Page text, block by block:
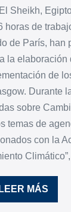
Sheikh,
horas de
de París, han
la elaboración
de
Durante
sobre
temas de
con la
LEER MÁS